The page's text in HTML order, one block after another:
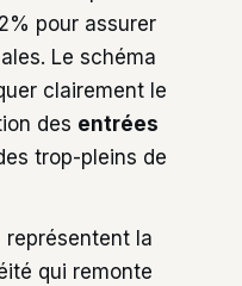
pour assurer
Le schéma
clairement le
des entrées
trop-pleins de
représentent la
qui remonte